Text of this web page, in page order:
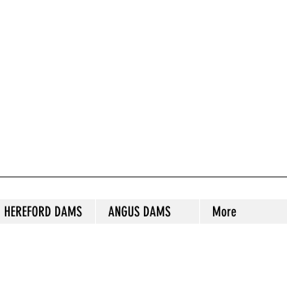
HEREFORD DAMS ANGUS DAMS More